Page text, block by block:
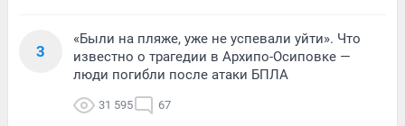
3
«Были на пляже, уже не успевали уйти». Что
известно о трагедии в Архипо-Осиповке —
люди погибли после атаки БПЛА
31 595 67